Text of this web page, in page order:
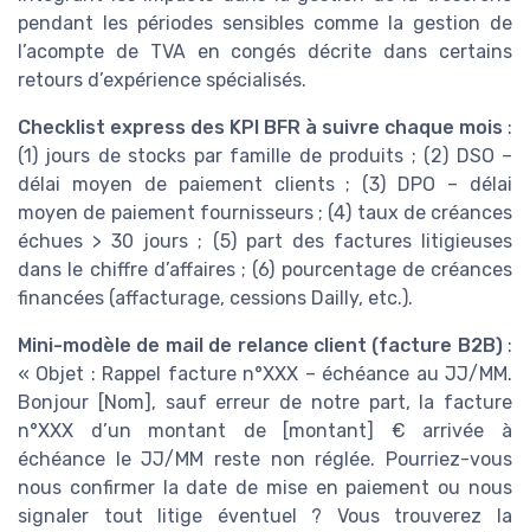
pendant les périodes sensibles comme la gestion de
l’acompte de TVA en congés décrite dans certains
retours d’expérience spécialisés.
Checklist express des KPI BFR à suivre chaque mois :
(1) jours de stocks par famille de produits ; (2) DSO –
délai moyen de paiement clients ; (3) DPO – délai
moyen de paiement fournisseurs ; (4) taux de créances
échues > 30 jours ; (5) part des factures litigieuses
dans le chiffre d’affaires ; (6) pourcentage de créances
financées (affacturage, cessions Dailly, etc.).
Mini-modèle de mail de relance client (facture B2B):
« Objet : Rappel facture n°XXX – échéance au JJ/MM.
Bonjour [Nom], sauf erreur de notre part, la facture
n°XXX d’un montant de [montant] € arrivée à
échéance le JJ/MM reste non réglée. Pourriez-vous
nous confirmer la date de mise en paiement ou nous
signaler tout litige éventuel ? Vous trouverez la